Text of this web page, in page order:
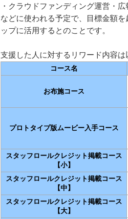
・クラウドファンディング運営・広
などに使われる予定で、目標金額
ップに活用するとのことです。
支援した人に対するリワード内容は
コース名
お布施コース
プロトタイプ版ムービー入手コース
スタッフロールクレジット掲載コース
【小】
スタッフロールクレジット掲載コース
【中】
スタッフロールクレジット掲載コース
【大】